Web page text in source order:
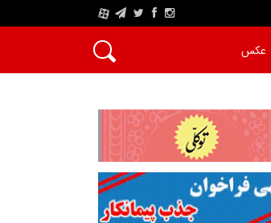
A
عکس